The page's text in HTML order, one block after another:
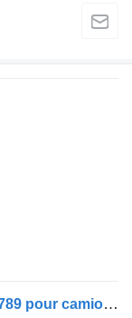
Manette de commande Renault 22107789 pour camion Renault T (2013-)